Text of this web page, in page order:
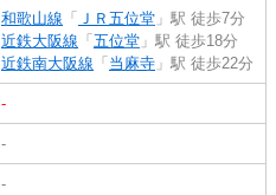
和歌山線 「 ＪＲ五位堂 」駅 徒歩7分
近鉄大阪線 「 五位堂 」駅 徒歩18分
近鉄南大阪線 「 当麻寺 」駅 徒歩22分
-
-
-